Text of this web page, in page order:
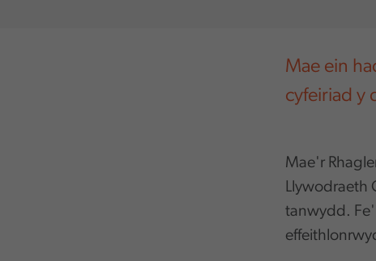
Mae ein
cyfeiriad y
Mae'r
Llywodraeth
tanwydd.